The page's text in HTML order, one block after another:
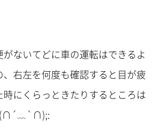
ないてどに車の運転はできるよ
右左を何度も確認すると目が疲
にくらっときたりするところは